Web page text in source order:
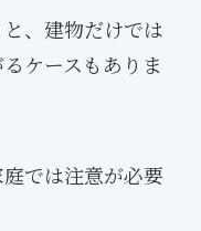
、建物だけでは
ケースもありま
では注意が必要